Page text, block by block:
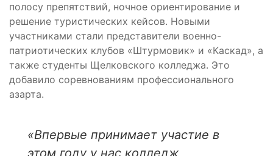
полосу препятствий, ночное ориентирование и
решение туристических кейсов. Новыми
участниками стали представители военно-
патриотических клубов «Штурмовик» и «Каскад», а
также студенты Щелковского колледжа. Это
добавило соревнованиям профессионального
азарта.
«Впервые принимает участие в
этом году у нас колледж